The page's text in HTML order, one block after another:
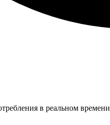
в реальном времени